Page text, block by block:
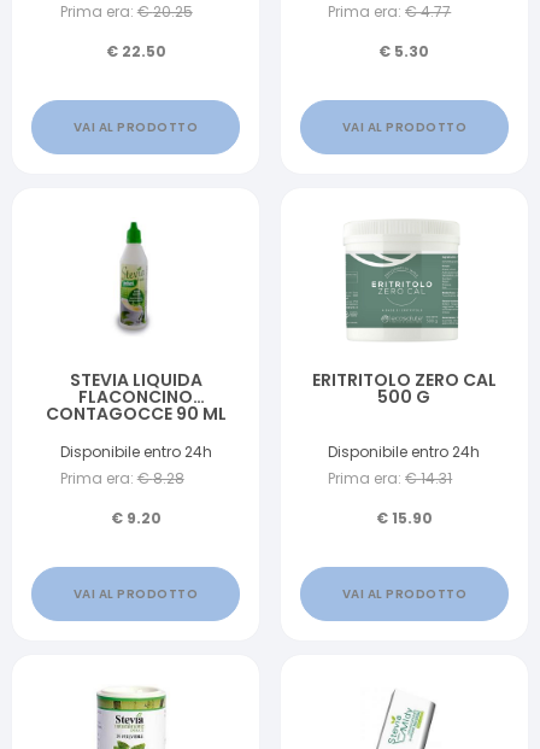
Prima era: €20.25
€ 22.50
VAI AL PRODOTTO
Prima era: €4.77
€ 5.30
VAI AL PRODOTTO
STEVIA LIQUIDA
FLACONCINO
CONTAGOCCE 90 ML
Disponibile entro 24h
Prima era: €8.28
€ 9.20
VAI AL PRODOTTO
ERITRITOLO ZERO CAL
500 G
Disponibile entro 24h
Prima era: €14.31
€15.90
VAI AL PRODOTTO